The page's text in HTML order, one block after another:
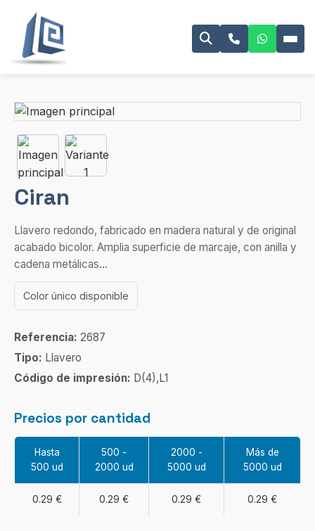
Ciran
Llavero redondo, fabricado en madera natural y de original
acabado bicolor. Amplia superficie de marcaje, con anilla y
cadena metálicas...
Color único disponible
Referencia: 2687
Tipo: Llavero
Código de impresión: D(4),L1
Precios por cantidad
Hasta
500 ud
500 -
2000 ud
2000 -
5000 ud
Más de
5000 ud
0.29 € 0.29 € 0.29 € 0.29 €